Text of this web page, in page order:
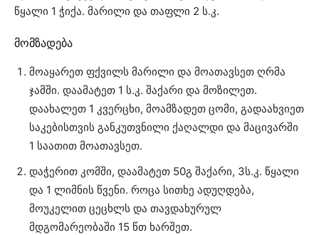
წყალი 1 ჭიქა. მარილი და თაფლი 2 ს.კ.
მომზადება
მოაყარეთ ფქვილს მარილი და მოათავსეთ ღრმა
ჯამში. დაამატეთ 1 ს.კ. შაქარი და მოზილეთ.
დაახალეთ 1 კვერცხი, მოამზადეთ ცომი, გადაახვიეთ
საკებისთვის განკუთვნილი ქაღალდი და მაცივარში
1 საათით მოათავსეთ.
დაჭერით კომში, დაამატეთ 50გ შაქარი, 3ს.კ. წყალი
და 1 ლიმნის წვენი. როცა სითხე ადუღდება,
მოუკელით ცეცხლს და თავდახურულ
მდგომარეობაში 15 წთ ხარშეთ.